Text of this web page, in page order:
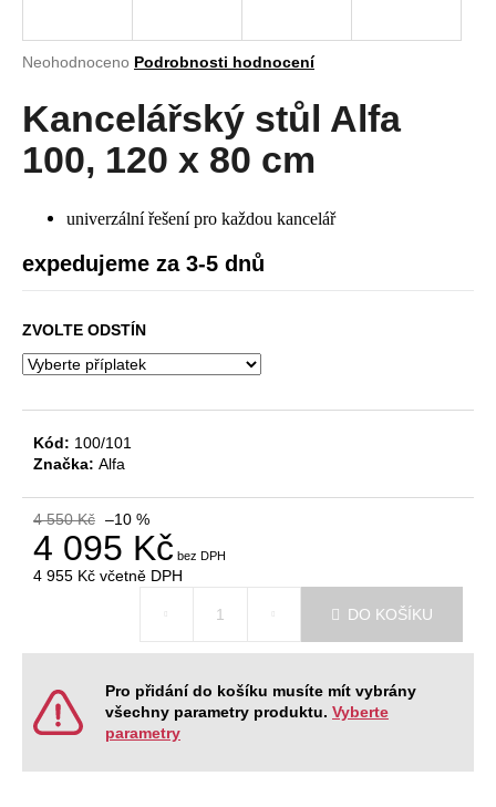
Průměrné
produktu
je
0,0
z
Neohodnoceno Podrobnosti hodnocení
Kancelářský stůl Alfa
100, 120 x 80 cm
univerzální řešení pro každou kancelář
expedujeme za 3-5 dnů
ZVOLTE ODSTÍN
Kód: 100/101
Značka: Alfa
4 550 Kč –10 %
4 095 Kč
4 955 Kč včetně DPH
DO KOŠÍKU
Pro přidání do košíku musíte mít vybrány
všechny parametry produktu. Vyberte
parametry
j
t
?
HLEDAT
D
o
u
č
u
e
JEDNACÍ
STŮL
ALFA